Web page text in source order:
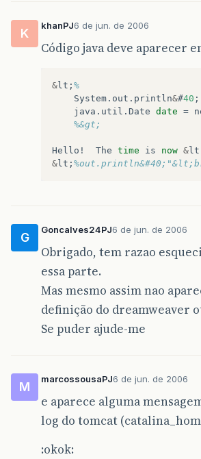
K
khanPJ6 de jun. de 2006
Código java deve aparecer
& lt ; %
System . out . println&#40 ;
java . util . Date date =
%&gt;
Hello ! The time is now & lt
& lt ;
G
Goncalves24PJ6 de jun. de 2006
Obrigado, tem razao
essa parte.
Mas mesmo assim nao
definição do dreamweaver
Se puder ajude-me
M
marcossousaPJ6 de jun. de 2006
e aparece alguma
log do tomcat
:okok: